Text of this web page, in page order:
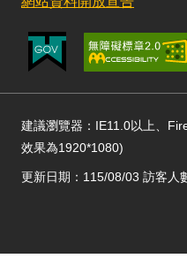
建議瀏覽器：IE11.0以上、
效果為1920*1080)
更新日期：115/08/03 訪客人